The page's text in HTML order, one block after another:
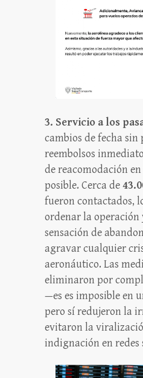
3. Servicio a los
cambios de fecha sin
reembolsos
de reacomodación
posible. Cerca de
fueron contactados,
ordenar la operación
sensación de
agravar cualquier
aeronáutico. Las
eliminaron por
—es es imposible en
pero sí redujeron la
evitaron la
indignación en redes